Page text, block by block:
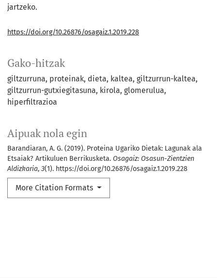
Gako-hitzak
giltzurruna proteinak dieta kaltea giltzurrun-kaltea
giltzurrun-gutxiegitasuna
kirola glomerulua
hiperfiltrazioa
Aipuak nola egin
Barandiaran, A. G. (2019). Proteina Ugariko Dietak: Lagunak ala
Etsaiak? Artikuluen Berrikusketa. Osagaiz: Osasun-Zientzien
Aldizkaria, 3(1). https://doi.org/10.26876/osagaiz.1.2019.228
More Citation Formats
jartzeko.
https://doi.org/10.26876/osagaiz.1.2019.228